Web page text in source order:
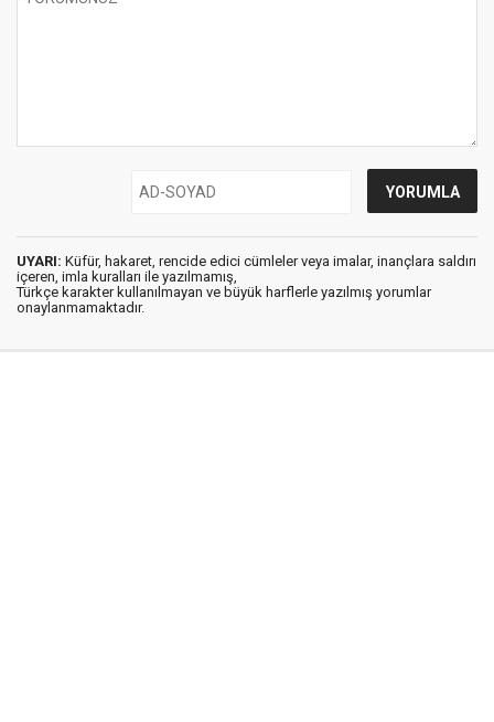
UYARI: Küfür, hakaret, rencide edici cümleler veya imalar, inançlara saldırı
içeren, imla kuralları ile yazılmamış,
Türkçe karakter kullanılmayan ve büyük harflerle yazılmış yorumlar
onaylanmamaktadır.